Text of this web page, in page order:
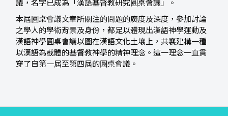
議，名字已成為「漢語基督教研究圓桌會議」。
本屆圓桌會議文章所關注的問題的廣度及深度，參加討論
之學人的學術背景及身份，都足以體現出漢語神學運動及
漢語神學圓桌會議以圖在漢語文化土壤上，共襄建構一種
以漢語為載體的基督教神學的精神理念。這一理念一直貫
穿了自第一屆至第四屆的圓桌會議。